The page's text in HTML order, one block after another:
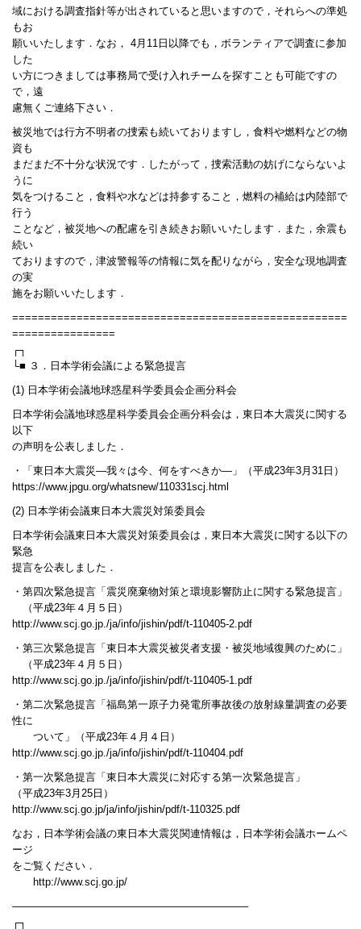
域における調査指針等が出されていると思いますので，それらへの準処
もお
願いいたします．なお， 4月11日以降でも，ボランティアで調査に参加
した
い方につきましては事務局で受け入れチームを探すことも可能ですの
で，遠
慮無くご連絡下さい．
被災地では行方不明者の捜索も続いておりますし，食料や燃料などの物
資も
まだまだ不十分な状況です．したがって，捜索活動の妨げにならないよ
うに
気をつけること，食料や水などは持参すること，燃料の補給は内陸部で
行う
ことなど，被災地への配慮を引き続きお願いいたします．また，余震も
続い
ておりますので，津波警報等の情報に気を配りながら，安全な現地調査
の実
施をお願いいたします．
====================================================
================
┌┐
└■ ３．日本学術会議による緊急提言
(1) 日本学術会議地球惑星科学委員会企画分科会
日本学術会議地球惑星科学委員会企画分科会は，東日本大震災に関する
以下
の声明を公表しました．
・「東日本大震災―我々は今、何をすべきか―」（平成23年3月31日）
https://www.jpgu.org/whatsnew/110331scj.html
(2) 日本学術会議東日本大震災対策委員会
日本学術会議東日本大震災対策委員会は，東日本大震災に関する以下の
緊急
提言を公表しました．
・第四次緊急提言「震災廃棄物対策と環境影響防止に関する緊急提言」
（平成23年４月５日）
http://www.scj.go.jp./ja/info/jishin/pdf/t-110405-2.pdf
・第三次緊急提言「東日本大震災被災者支援・被災地域復興のために」
（平成23年４月５日）
http://www.scj.go.jp./ja/info/jishin/pdf/t-110405-1.pdf
・第二次緊急提言「福島第一原子力発電所事故後の放射線量調査の必要
性に
ついて」（平成23年４月４日）
http://www.scj.go.jp./ja/info/jishin/pdf/t-110404.pdf
・第一次緊急提言「東日本大震災に対応する第一次緊急提言」
（平成23年3月25日）
http://www.scj.go.jp/ja/info/jishin/pdf/t-110325.pdf
なお，日本学術会議の東日本大震災関連情報は，日本学術会議ホームペ
ージ
をご覧ください．
http://www.scj.go.jp/
——————————————————————–
┌┐